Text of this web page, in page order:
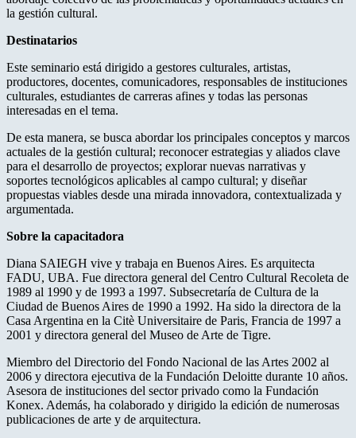
la gestión cultural.
Destinatarios
Este seminario está dirigido a gestores culturales, artistas,
productores, docentes, comunicadores, responsables de instituciones
culturales, estudiantes de carreras afines y todas las personas
interesadas en el tema.
De esta manera, se busca abordar los principales conceptos y marcos
actuales de la gestión cultural; reconocer estrategias y aliados clave
para el desarrollo de proyectos; explorar nuevas narrativas y
soportes tecnológicos aplicables al campo cultural; y diseñar
propuestas viables desde una mirada innovadora, contextualizada y
argumentada.
Sobre la capacitadora
Diana SAIEGH vive y trabaja en Buenos Aires. Es arquitecta
FADU, UBA. Fue directora general del Centro Cultural Recoleta de
1989 al 1990 y de 1993 a 1997. Subsecretaría de Cultura de la
Ciudad de Buenos Aires de 1990 a 1992. Ha sido la directora de la
Casa Argentina en la Citè Universitaire de Paris, Francia de 1997 a
2001 y directora general del Museo de Arte de Tigre.
Miembro del Directorio del Fondo Nacional de las Artes 2002 al
2006 y directora ejecutiva de la Fundación Deloitte durante 10 años.
Asesora de instituciones del sector privado como la Fundación
Konex. Además, ha colaborado y dirigido la edición de numerosas
publicaciones de arte y de arquitectura.